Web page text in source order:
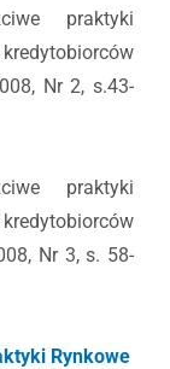
praktyki
Nr 2, s.43-
praktyki
Nr 3, s. 58-
Rynkowe